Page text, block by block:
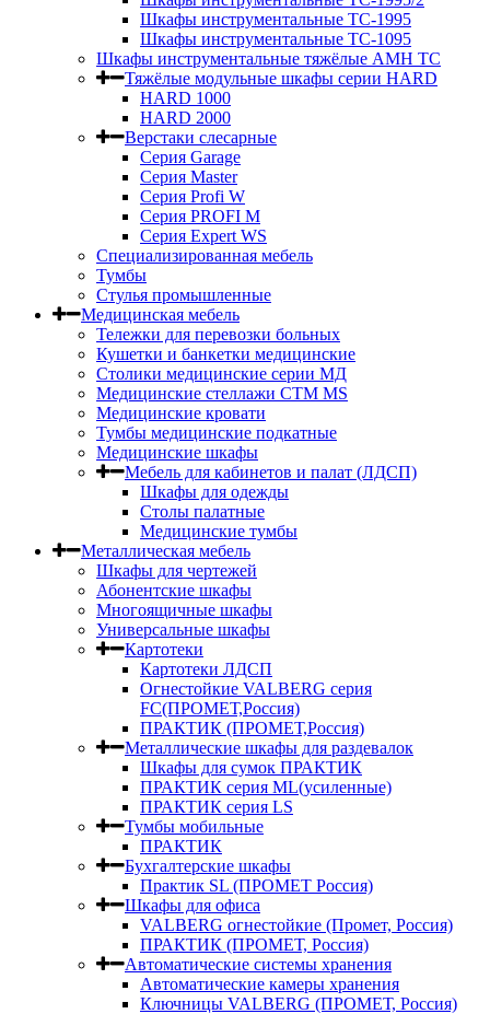
Шкафы инструментальные TC-1995
Шкафы инструментальные TC-1095
Шкафы инструментальные тяжёлые AMH TC
Тяжёлые модульные шкафы серии HARD
HARD 1000
HARD 2000
Верстаки слесарные
Серия Garage
Серия Master
Серия Profi W
Серия PROFI M
Серия Expert WS
Специализированная мебель
Тумбы
Стулья промышленные
Медицинская мебель
Тележки для перевозки больных
Кушетки и банкетки медицинские
Столики медицинские серии МД
Медицинские стеллажи СТМ MS
Медицинские кровати
Тумбы медицинские подкатные
Медицинские шкафы
Мебель для кабинетов и палат (ЛДСП)
Шкафы для одежды
Столы палатные
Медицинские тумбы
Металлическая мебель
Шкафы для чертежей
Абонентские шкафы
Многоящичные шкафы
Универсальные шкафы
Картотеки
Картотеки ЛДСП
Огнестойкие VALBERG серия
FC(ПРОМЕТ,Россия)
ПРАКТИК (ПРОМЕТ,Россия)
Металлические шкафы для раздевалок
Шкафы для сумок ПРАКТИК
ПРАКТИК серия ML(усиленные)
ПРАКТИК серия LS
Тумбы мобильные
ПРАКТИК
Бухгалтерские шкафы
Практик SL (ПРОМЕТ Россия)
Шкафы для офиса
VALBERG огнестойкие (Промет, Россия)
ПРАКТИК (ПРОМЕТ, Россия)
Автоматические системы хранения
Автоматические камеры хранения
Ключницы VALBERG (ПРОМЕТ, Россия)